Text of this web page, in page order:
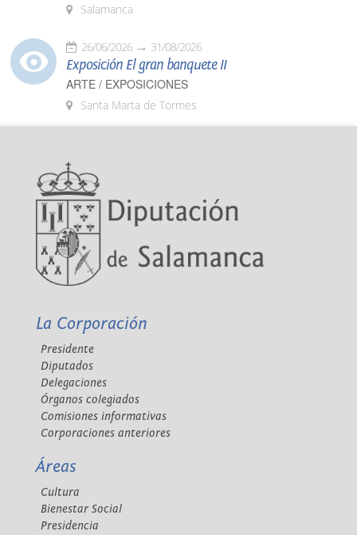
Salamanca
26/06/2026 31/08/2026
Exposición El gran banquete II
ARTE / EXPOSICIONES
Santa Marta de Tormes
La Corporación
Presidente
Diputados
Delegaciones
Órganos colegiados
Comisiones informativas
Corporaciones anteriores
Áreas
Cultura
Bienestar Social
Presidencia